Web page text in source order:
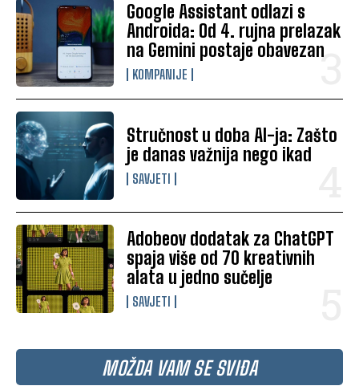
Google Assistant odlazi s
Androida: Od 4. rujna prelazak
na Gemini postaje obavezan
KOMPANIJE
Stručnost u doba AI-ja: Zašto
je danas važnija nego ikad
SAVJETI
Adobeov dodatak za ChatGPT
spaja više od 70 kreativnih
alata u jedno sučelje
SAVJETI
MOŽDA VAM SE SVIĐA